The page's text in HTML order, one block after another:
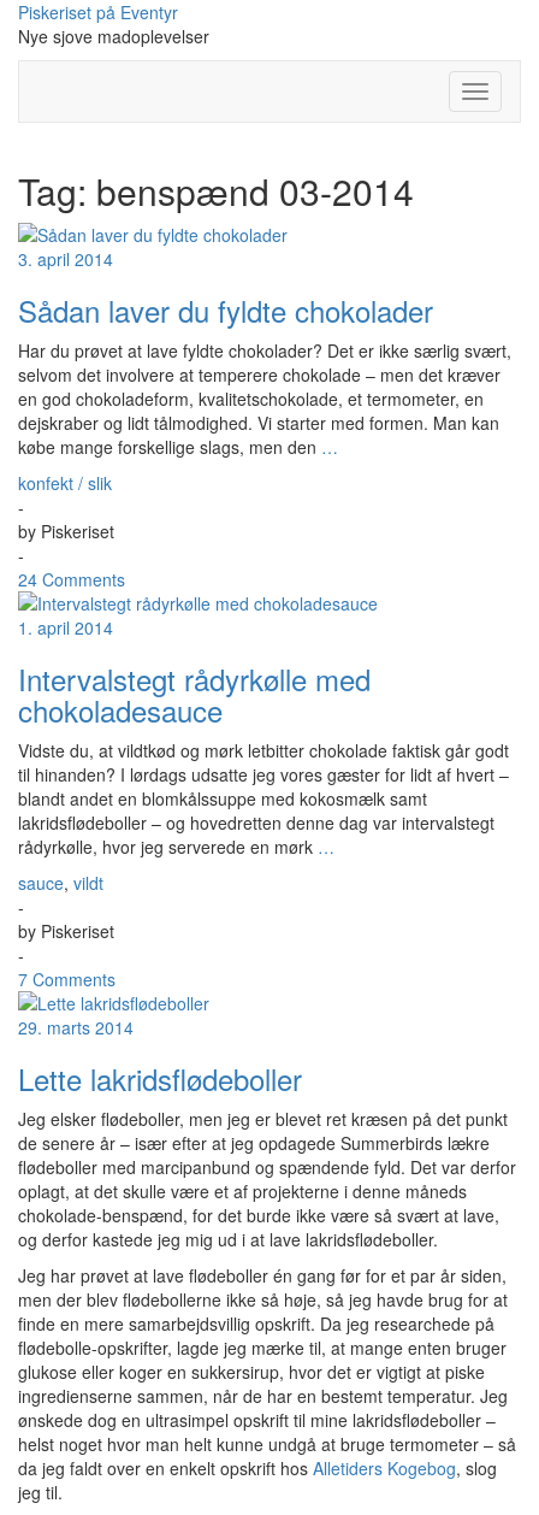
Skip
content
Piskeriset på Eventyr
Nye sjove madoplevelser
Toggle
Tag: benspænd 03-2014
3. april 2014
Sådan laver du fyldte chokolader
Har du prøvet at lave fyldte chokolader? Det er ikke særlig svært,
selvom det involvere at temperere chokolade – men det kræver
en god chokoladeform, kvalitetschokolade, et termometer, en
dejskraber og lidt tålmodighed. Vi starter med formen. Man kan
købe mange forskellige slags, men den …
konfekt / slik
-
by Piskeriset
-
24 Comments
1. april 2014
Intervalstegt rådyrkølle med
chokoladesauce
Vidste du, at vildtkød og mørk letbitter chokolade faktisk går godt
til hinanden? I lørdags udsatte jeg vores gæster for lidt af hvert –
blandt andet en blomkålssuppe med kokosmælk samt
lakridsflødeboller – og hovedretten denne dag var intervalstegt
rådyrkølle, hvor jeg serverede en mørk …
sauce, vildt
-
by Piskeriset
-
7 Comments
29. marts 2014
Lette lakridsflødeboller
Jeg elsker flødeboller, men jeg er blevet ret kræsen på det punkt
de senere år – især efter at jeg opdagede Summerbirds lækre
flødeboller med marcipanbund og spændende fyld. Det var derfor
oplagt, at det skulle være et af projekterne i denne måneds
chokolade-benspænd, for det burde ikke være så svært at lave,
og derfor kastede jeg mig ud i at lave lakridsflødeboller.
Jeg har prøvet at lave flødeboller én gang før for et par år siden,
men der blev flødebollerne ikke så høje, så jeg havde brug for at
finde en mere samarbejdsvillig opskrift. Da jeg researchede på
flødebolle-opskrifter, lagde jeg mærke til, at mange enten bruger
glukose eller koger en sukkersirup, hvor det er vigtigt at piske
ingredienserne sammen, når de har en bestemt temperatur. Jeg
ønskede dog en ultrasimpel opskrift til mine lakridsflødeboller –
helst noget hvor man helt kunne undgå at bruge termometer – så
da jeg faldt over en enkelt opskrift hos Alletiders Kogebog, slog
jeg til.